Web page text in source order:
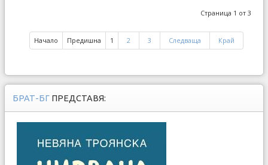
Страница 1 от 3
Начало Предишна 1 2 3 Следваща Край
БРАТ-БГ ПРЕДСТАВЯ: